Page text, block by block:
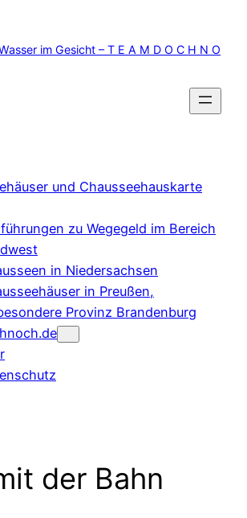
im Gesicht – T E A M D O C H N O
und Chausseehauskarte
zu Wegegeld im Bereich
in Niedersachsen
in Preußen,
Provinz Brandenburg
der Bahn